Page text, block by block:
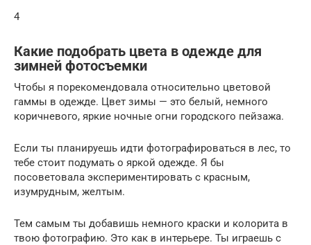
4
Какие подобрать цвета в одежде для
зимней фотосъемки
Чтобы я порекомендовала относительно цветовой
гаммы в одежде. Цвет зимы — это белый, немного
коричневого, яркие ночные огни городского пейзажа.
Если ты планируешь идти фотографироваться в лес, то
тебе стоит подумать о яркой одежде. Я бы
посоветовала экспериментировать с красным,
изумрудным, желтым.
Тем самым ты добавишь немного краски и колорита в
твою фотографию. Это как в интерьере. Ты играешь с